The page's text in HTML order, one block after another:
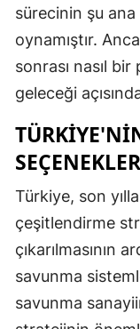
sürecinin şu
oynamıştır.
sonrası nasıl
geleceği
Türkiye, son
çeşitlendirme
çıkarılmasının
savunma
savunma